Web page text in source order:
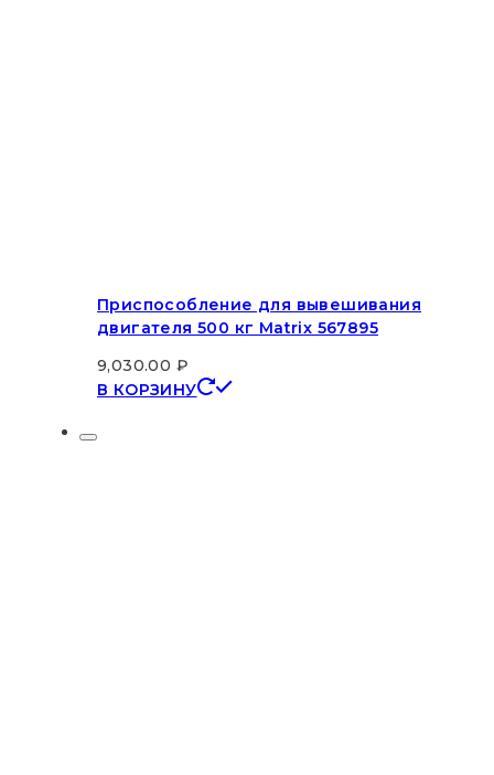
Приспособление для вывешивания
двигателя 500 кг Matrix 567895
9,030.00 ₽
В КОРЗИНУ